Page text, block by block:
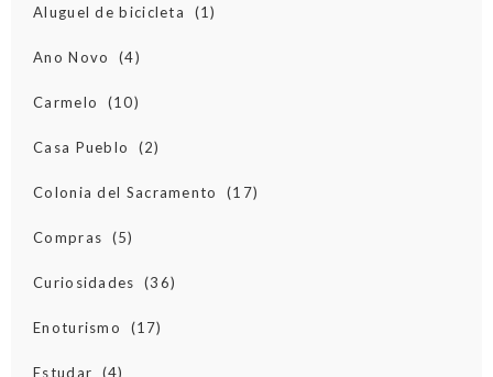
Aluguel de bicicleta (1)
Ano Novo (4)
Carmelo (10)
Casa Pueblo (2)
Colonia del Sacramento (17)
Compras (5)
Curiosidades (36)
Enoturismo (17)
Estudar (4)